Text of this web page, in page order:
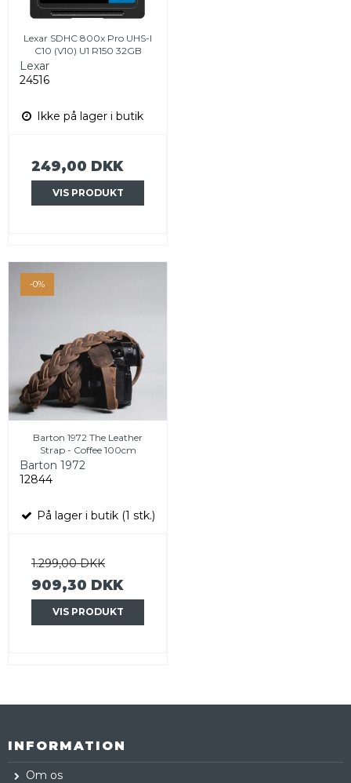
Lexar SDHC 800x Pro UHS-I
C10 (V10) U1 R150 32GB
Lexar
24516
Ikke på lager i butik
249,00 DKK
VIS PRODUKT
-0%
Barton 1972 The Leather
Strap - Coffee 100cm
Barton 1972
12844
På lager i butik (1 stk.)
1.299,00 DKK
909,30 DKK
VIS PRODUKT
INFORMATION
Om os